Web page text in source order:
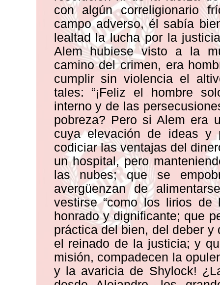
con algún correligionario
campo adverso, él sabía
lealtad la lucha por la
Alem hubiese visto a la
camino del crimen, era
cumplir sin violencia el
tales: “¡Feliz el hombre
interno y de las
pobreza? Pero si Alem era
cuya elevación de ideas y
codiciar las ventajas del
un hospital, pero
las nubes; que se
avergüenzan de
vestirse “como los lirios de
honrado y dignificante; que
práctica del bien, del deber
el reinado de la justicia; y
misión, compadecen la
y la avaricia de Shylock!